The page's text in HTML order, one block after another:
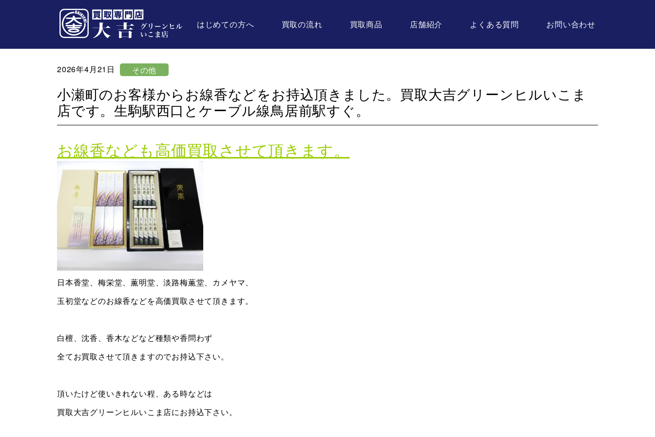
はじめての方へ 買取の流れ 買取商品 店舗紹介 よくある質問 お問い合わせ
2026年4月21日 その他
小瀬町のお客様からお線香などをお持込頂きました。買取大吉グリーンヒルいこま
店です。生駒駅西口とケーブル線鳥居前駅すぐ。
お線香なども高価買取させて頂きます。
日本香堂、梅栄堂、薫明堂、淡路梅薫堂、 カメヤマ、
玉初堂などのお線香などを高価買取させて頂きます。
白檀、沈香、香木などなど種類や香問わず
全てお買取させて頂きますのでお持込下さい。
頂いたけど使いきれない程、ある時などは
買取大吉グリーンヒルいこま店にお持込下さい。